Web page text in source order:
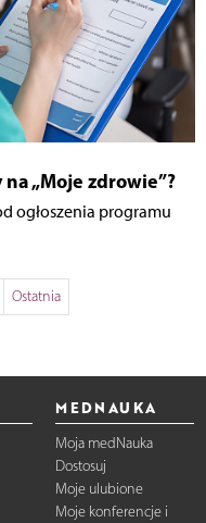
„Moje zdrowie”?
ogłoszenia programu
Ostatnia
MEDNAUKA
Moja medNauka
Dostosuj
Moje ulubione
Moje konferencje i